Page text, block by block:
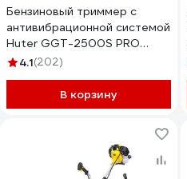
Бензиновый триммер с
антивибрационной системой
Huter GGT-2500S PRO
70/2/27
4.1(202)
В корзину